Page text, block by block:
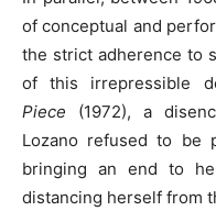
of conceptual and
the strict adherence to
of this irrepressible
Piece (1972), a
Lozano refused to be
bringing an end to
distancing herself from